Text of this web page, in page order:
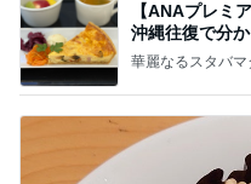
【ANAプレミ
沖縄往復で分
華麗なるスタバマ